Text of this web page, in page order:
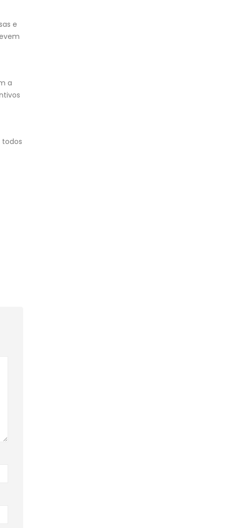
e
a